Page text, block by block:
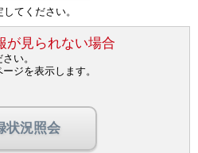
てください。
が見られない場合
い。
ジを表示します。
状況照会